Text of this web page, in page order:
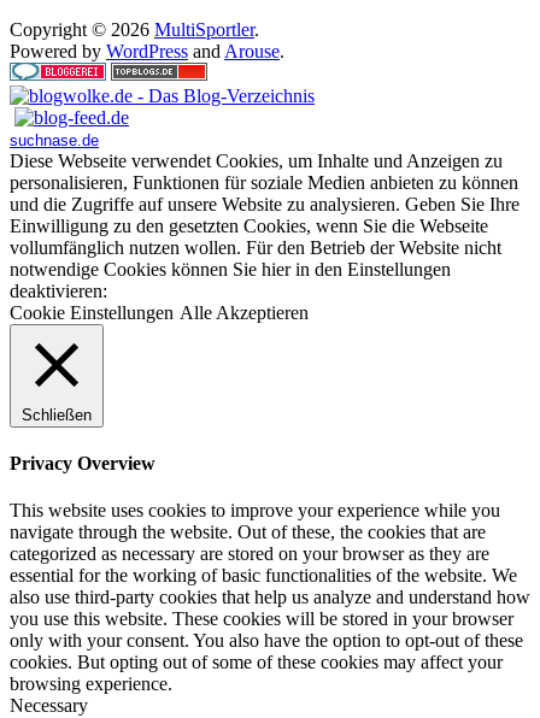
Copyright © 2026 MultiSportler.
Powered by WordPress and Arouse.
suchnase.de
Diese Webseite verwendet Cookies, um Inhalte und Anzeigen zu
personalisieren, Funktionen für soziale Medien anbieten zu können
und die Zugriffe auf unsere Website zu analysieren. Geben Sie Ihre
Einwilligung zu den gesetzten Cookies, wenn Sie die Webseite
vollumfänglich nutzen wollen. Für den Betrieb der Website nicht
notwendige Cookies können Sie hier in den Einstellungen
deaktivieren:
Cookie Einstellungen Alle Akzeptieren
Schließen
Privacy Overview
This website uses cookies to improve your experience while you
navigate through the website. Out of these, the cookies that are
categorized as necessary are stored on your browser as they are
essential for the working of basic functionalities of the website. We
also use third-party cookies that help us analyze and understand how
you use this website. These cookies will be stored in your browser
only with your consent. You also have the option to opt-out of these
cookies. But opting out of some of these cookies may affect your
browsing experience.
Necessary